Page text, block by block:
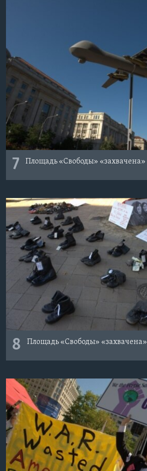
7 Площадь «Свободы» «захвачена»
8 Площадь «Свободы» «захвачена»